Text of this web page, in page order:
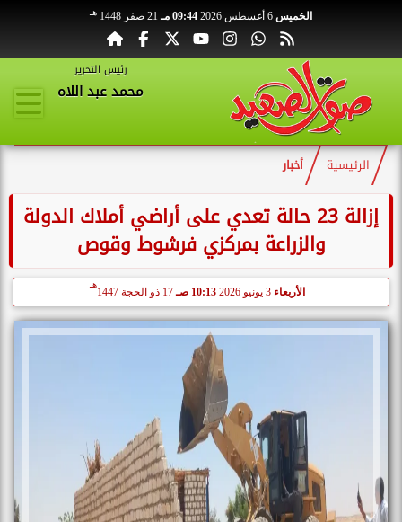
الخميس 09:44 مـ 21 صفر 1448 هـ
رئيس التحرير
محمد عبد اللاه
الرئيسية أخبار
إزالة 23 حالة تعدي على أراضي أملاك الدولة
والزراعة بمركزي فرشوط وقوص
الأربعاء 10:13 صـ 17 ذو الحجة 1447
هـ